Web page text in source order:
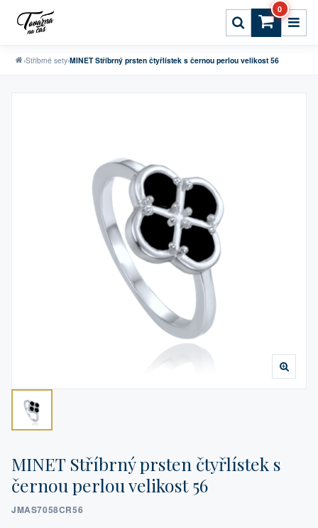
0
›Stříbrné sety›MINET Stříbrný prsten čtyřlístek s černou perlou velikost 56
MINET Stříbrný prsten čtyřlístek s
černou perlou velikost 56
JMAS7058CR56